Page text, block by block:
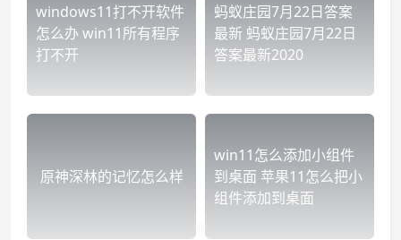
windows11打不开软件
怎么办 win11所有程序
打不开
蚂蚁庄园7月22日答案
最新 蚂蚁庄园7月22日
答案最新2020
原神深林的记忆怎么样
win11怎么添加小组件
到桌面 苹果11怎么把小
组件添加到桌面